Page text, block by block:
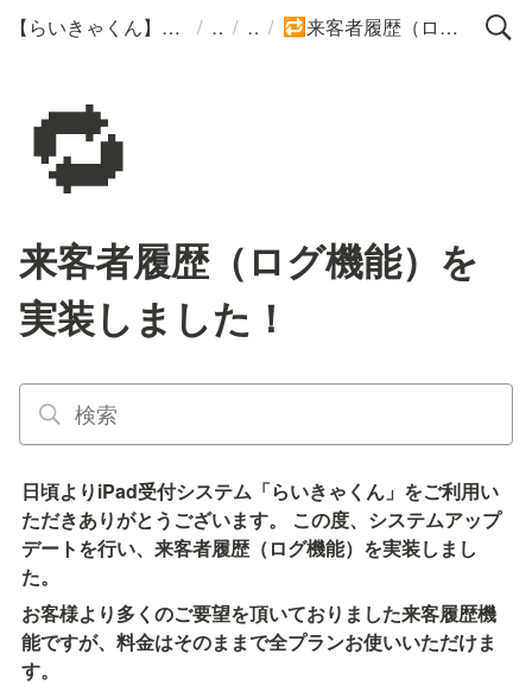
【らいきゃくん】サポートポータル / / / 🔁 来客者履歴（ログ機能）を実装しました！
🔁
来客者履歴（ログ機能）を
実装しました！
日頃よりiPad受付システム「らいきゃくん」をご利用い
ただきありがとうございます。 この度、システムアップ
デートを行い、来客者履歴（ログ機能）を実装しまし
た。
お客様より多くのご要望を頂いておりました来客履歴機
能ですが、料金はそのままで全プランお使いいただけま
す。